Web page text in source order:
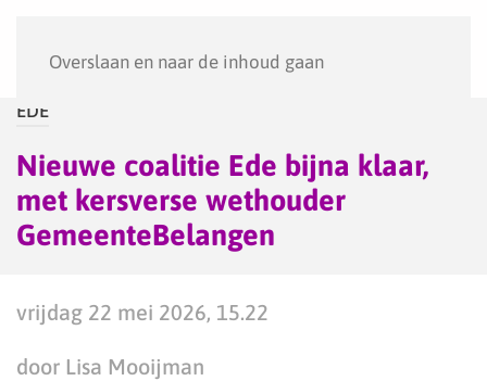
Overslaan en naar de inhoud gaan
EDE
Nieuwe coalitie Ede bijna klaar,
met kersverse wethouder
GemeenteBelangen
vrijdag 22 mei 2026, 15.22
door Lisa Mooijman